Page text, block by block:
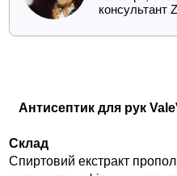
консультант
Антисептик для рук
Склад
Спиртовий екстракт